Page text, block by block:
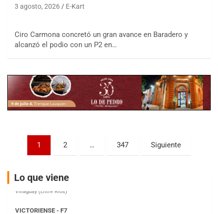
3 agosto, 2026 E-Kart
Ciro Carmona concretó un gran avance en Baradero y
alcanzó el podio con un P2 en…
Paginación
entradas
1 2 … 347 Siguiente
Lo que viene
08/09-AGO
KDO - F6
Ciudad de Trenque Lauquen (Asfalto)
Trenque Lauquen (Buenos Aires)
Parque de la Velocidad (Asfalto)
Villaguay (Entre Ríos)
El Cerro (Tierra)
Victoria (Entre Ríos)
Moto Club Reginense (Tierra)